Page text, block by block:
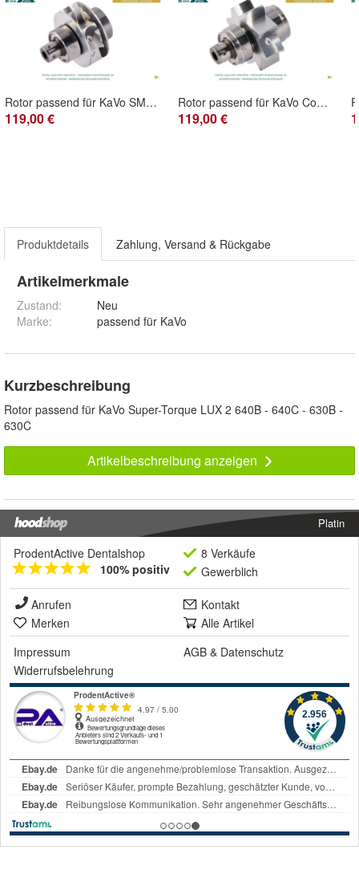
Rotor passend für KaVo SMARTtorque S609C - S619C - LUX S619L
119,00 €
Rotor passend für KaVo Compacttorque LED 636C - 636CP - 636P
119,00 €
Produktdetails Zahlung, Versand & Rückgabe
Artikelmerkmale
Zustand:
Neu
Marke:
passend für KaVo
Kurzbeschreibung
Rotor passend für KaVo Super-Torque LUX 2 640B - 640C - 630B -
630C
Artikelbeschreibung anzeigen
Platin
ProdentActive Dentalshop
100% positiv
8 Verkäufe
Gewerblich
Anrufen
Kontakt
Merken
Alle Artikel
Impressum
AGB & Datenschutz
Widerrufsbelehrung